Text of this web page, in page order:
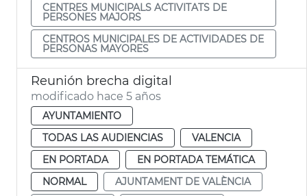
CENTRES MUNICIPALS ACTIVITATS DE
PERSONES MAJORS
CENTROS MUNICIPALES DE ACTIVIDADES DE
PERSONAS MAYORES
Reunión brecha digital
modificado hace 5 años
AYUNTAMIENTO
TODAS LAS AUDIENCIAS
VALENCIA
EN PORTADA
EN PORTADA TEMÁTICA
NORMAL
AJUNTAMENT DE VALÈNCIA